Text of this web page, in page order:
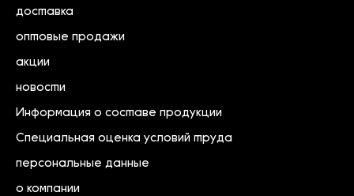
доставка
оптовые продажи
акции
новости
Информация о составе продукции
Специальная оценка условий труда
персональные данные
о компании